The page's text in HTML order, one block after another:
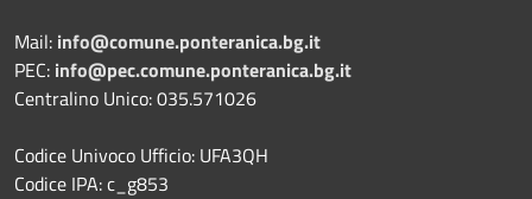
Mail: info@comune.ponteranica.bg.it
PEC: info@pec.comune.ponteranica.bg.it
Centralino Unico: 035.571026
Codice Univoco Ufficio: UFA3QH
Codice IPA: c_g853